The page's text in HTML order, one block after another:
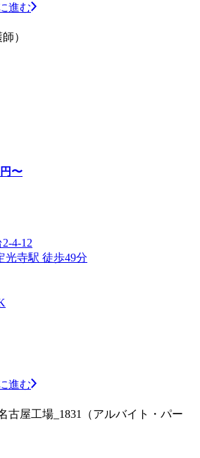
進む
）
円〜
4-12
光寺駅 徒歩49分
進む
古屋工場_1831（アルバイト・パー